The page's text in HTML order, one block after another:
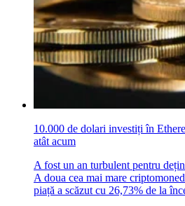
10.000 de dolari investiți în
atât acum
A fost un an turbulent pentru
A doua cea mai mare
piață a scăzut cu 26,73% de la